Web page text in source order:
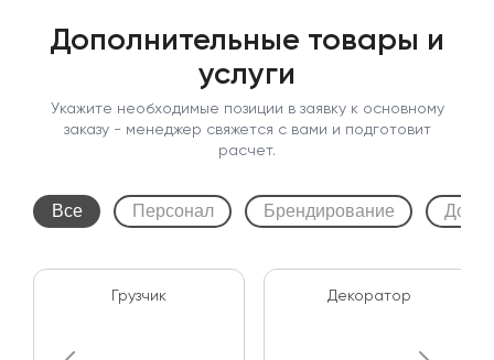
Дополнительные товары и
услуги
Укажите необходимые позиции в заявку к основному
заказу - менеджер свяжется с вами и подготовит
расчет.
Все Персонал Брендирование
Грузчик Декоратор